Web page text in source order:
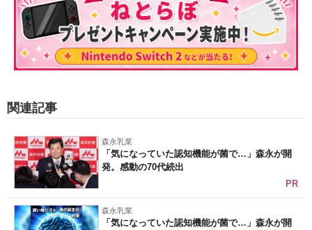
関連記事
森永乳業
「気になっていた認知機能が菌で…」森永が開
発。感動の70代続出
PR
森永乳業
「気になっていた認知機能が菌で…」森永が開